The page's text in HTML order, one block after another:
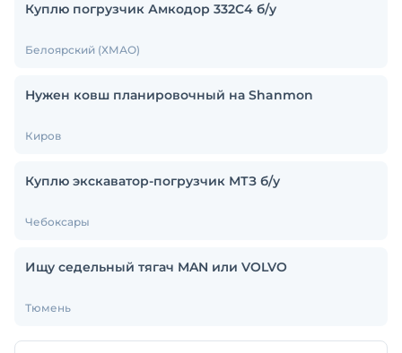
Куплю погрузчик Амкодор 332С4 б/у
Белоярский (ХМАО)
Нужен ковш планировочный на Shanmon
Киров
Куплю экскаватор-погрузчик МТЗ б/у
Чебоксары
Ищу седельный тягач MAN или VOLVO
Тюмень